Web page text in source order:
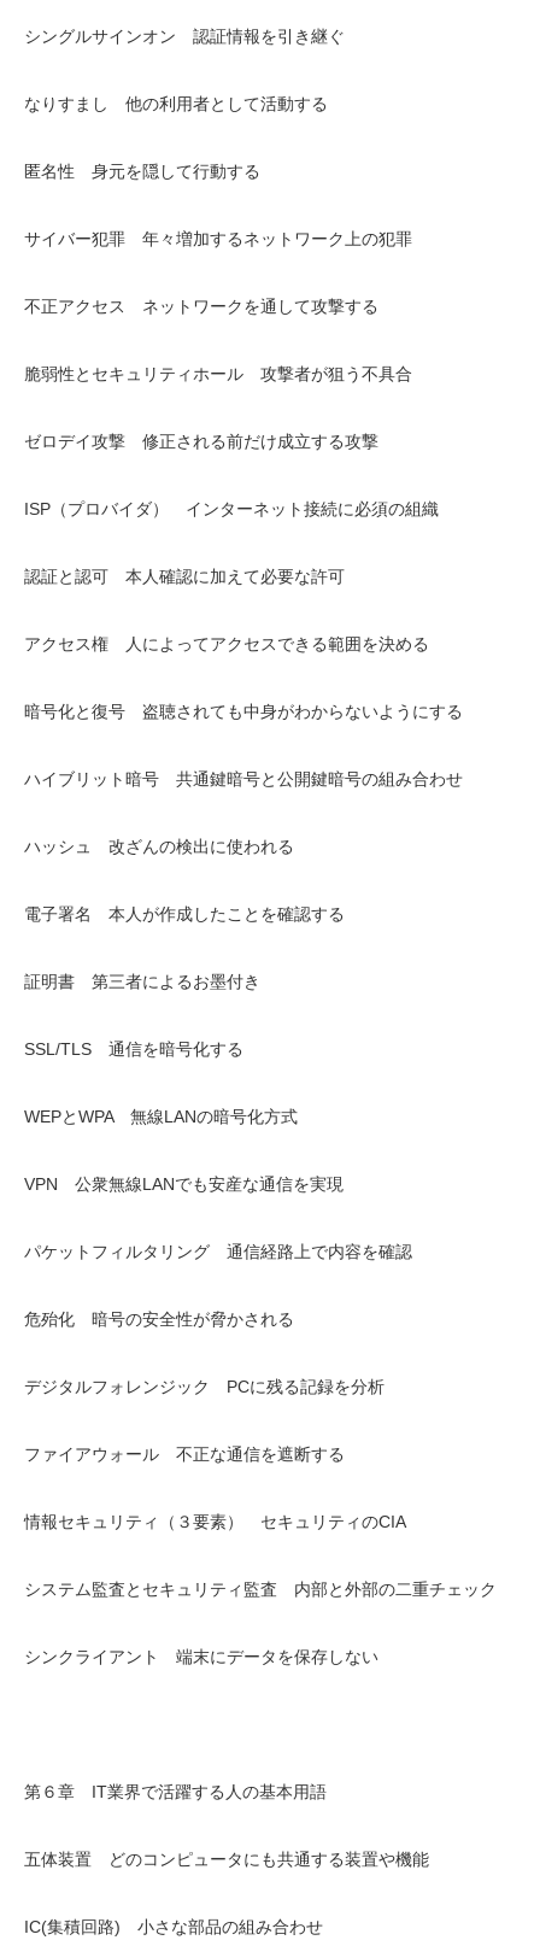
シングルサインオン 認証情報を引き継ぐ
なりすまし 他の利用者として活動する
匿名性 身元を隠して行動する
サイバー犯罪 年々増加するネットワーク上の犯罪
不正アクセス ネットワークを通して攻撃する
脆弱性とセキュリティホール 攻撃者が狙う不具合
ゼロデイ攻撃 修正される前だけ成立する攻撃
ISP（プロバイダ） インターネット接続に必須の組織
認証と認可 本人確認に加えて必要な許可
アクセス権 人によってアクセスできる範囲を決める
暗号化と復号 盗聴されても中身がわからないようにする
ハイブリット暗号 共通鍵暗号と公開鍵暗号の組み合わせ
ハッシュ 改ざんの検出に使われる
電子署名 本人が作成したことを確認する
証明書 第三者によるお墨付き
SSL/TLS 通信を暗号化する
WEPとWPA 無線LANの暗号化方式
VPN 公衆無線LANでも安産な通信を実現
パケットフィルタリング 通信経路上で内容を確認
危殆化 暗号の安全性が脅かされる
デジタルフォレンジック PCに残る記録を分析
ファイアウォール 不正な通信を遮断する
情報セキュリティ（３要素） セキュリティのCIA
システム監査とセキュリティ監査 内部と外部の二重チェック
シンクライアント 端末にデータを保存しない
第６章 IT業界で活躍する人の基本用語
五体装置 どのコンピュータにも共通する装置や機能
IC(集積回路) 小さな部品の組み合わせ